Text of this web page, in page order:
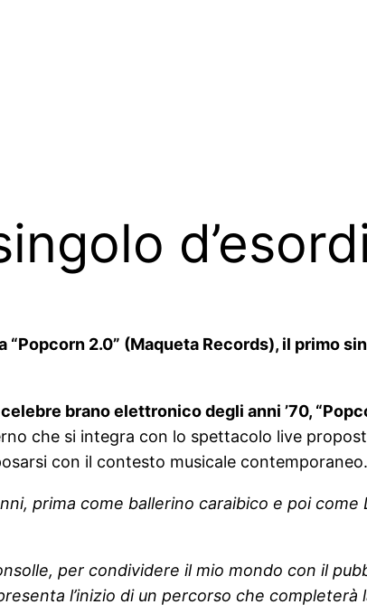
2.0” (Maqueta Records), il primo
brano elettronico degli anni ’70,
che si integra con lo spettacolo live
con il contesto musicale contemporaneo.
prima come ballerino caraibico e poi
per condividere il mio mondo con il
l’inizio di un percorso che completerà